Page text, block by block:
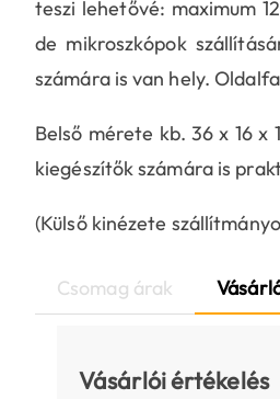
teszi lehetővé: maximum
de mikroszkópok
számára is van hely.
Belső mérete kb. 36 x 16
kiegészítők számára is
(Külső kinézete
Csomag árak
Vásárlói értékelés